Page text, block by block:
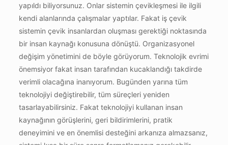
yapıldı biliyorsunuz. Onlar sistemin çevikleşmesi ile ilgili
kendi alanlarında çalışmalar yaptılar. Fakat iş çevik
sistemin çevik insanlardan oluşması gerektiği noktasında
bir insan kaynağı konusuna dönüştü. Organizasyonel
değişim yönetimini de böyle görüyorum. Teknolojik evrimi
önemsiyor fakat insan tarafından kucaklandığı takdirde
verimli olacağına inanıyorum. Bugünden yarına tüm
teknolojiyi değiştirebilir, tüm süreçleri yeniden
tasarlayabilirsiniz. Fakat teknolojiyi kullanan insan
kaynağının görüşlerini, geri bildirimlerini, pratik
deneyimini ve en önemlisi desteğini arkanıza almazsanız,